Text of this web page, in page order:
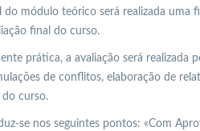
módulo teórico será realizada uma
final do curso.
prática, a avaliação será realizada
de conflitos, elaboração de
do curso.
se nos seguintes pontos: «Com